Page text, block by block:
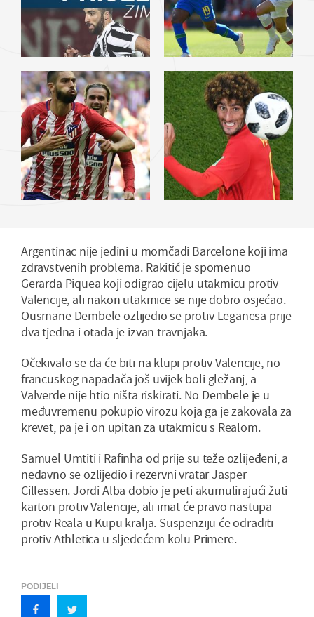
Argentinac nije jedini u momčadi Barcelone koji ima
zdravstvenih problema. Rakitić je spomenuo
Gerarda Piquea koji odigrao cijelu utakmicu protiv
Valencije, ali nakon utakmice se nije dobro osjećao.
Ousmane Dembele ozlijedio se protiv Leganesa prije
dva tjedna i otada je izvan travnjaka.
Očekivalo se da će biti na klupi protiv Valencije, no
francuskog napadača još uvijek boli gležanj, a
Valverde nije htio ništa riskirati. No Dembele je u
međuvremenu pokupio virozu koja ga je zakovala za
krevet, pa je i on upitan za utakmicu s Realom.
Samuel Umtiti i Rafinha od prije su teže ozlijeđeni, a
nedavno se ozlijedio i rezervni vratar Jasper
Cillessen. Jordi Alba dobio je peti akumulirajući žuti
karton protiv Valencije, ali imat će pravo nastupa
protiv Reala u Kupu kralja. Suspenziju će odraditi
protiv Athletica u sljedećem kolu Primere.
PODIJELI